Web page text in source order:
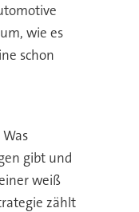
wie es
schon
gibt und
weiß
zählt